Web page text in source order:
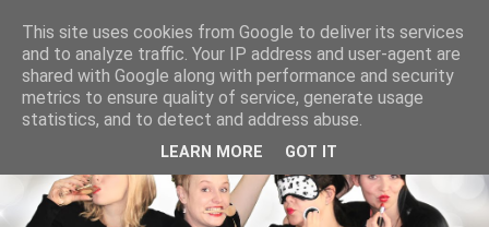
This site uses cookies from Google to deliver its services
and to analyze traffic. Your IP address and user-agent are
shared with Google along with performance and security
metrics to ensure quality of service, generate usage
statistics, and to detect and address abuse.
LEARN MORE GOT IT